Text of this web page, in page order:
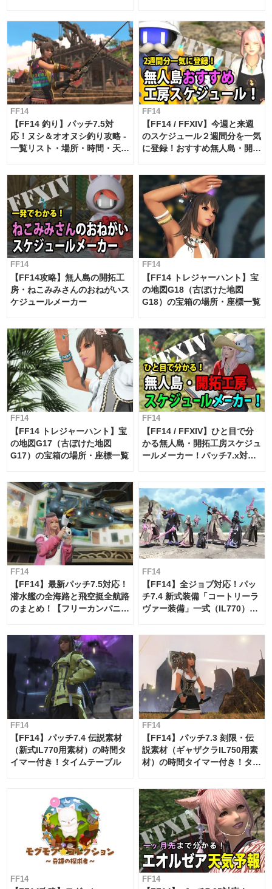
FF14
【FF14 釣り】パッチ7.5対
応！ヌシ＆オオヌシ釣り攻略 -
一覧リスト・場所・時間・天
FF14
【FF14 / FFXIV】今週と来週
のスケジュール２週間分を一気
に登録！おすすめ無人島・開拓
FF14
【FF14攻略】無人島の開拓工
房・ねこみみさんのおねがいス
ケジュールメーカー
FF14
【FF14 トレジャーハント】宝
の地図G18（古ぼけた地図
G18）の宝箱の場所・座標一覧
FF14
【FF14 トレジャーハント】宝
の地図G17（古ぼけた地図
G17）の宝箱の場所・座標一覧
FF14
【FF14 / FFXIV】ひと目で分
かる無人島・開拓工房スケジュ
ールメーカー！パッチ7.x対応
FF14
【FF14】最新パッチ7.5対応！
潜水艦の全海路と飛空挺全航路
のまとめ！【フリーカンパニ
FF14
【FF14】全ジョブ対応！パッ
チ7.4 新式装備「コートリーラ
ヴァー装備」一式（IL770）の
FF14
【FF14】パッチ7.4 伝説素材
（新式IL770用素材）の時間タ
イマー付き！タイムテーブル
FF14
【FF14】パッチ7.3 刻限・伝
説素材（ギャザクラIL750用素
材）の時間タイマー付き！タイ
FF14 FF14